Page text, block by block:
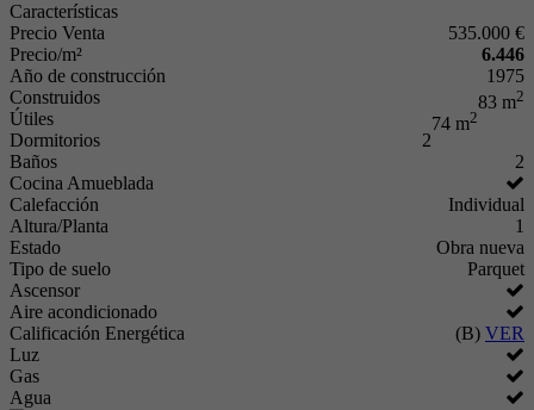
Características
Precio Venta
535.000 €
Precio/m²
6.446
Año de construcción
1975
Construidos
83 m2
Útiles 74 m2
Dormitorios
2
Baños
2
Cocina Amueblada
Calefacción
Individual
Altura/Planta
1
Estado
Obra nueva
Tipo de suelo
Parquet
Ascensor
Aire acondicionado
Calificación Energética
(B) VER
Luz
Gas
Agua